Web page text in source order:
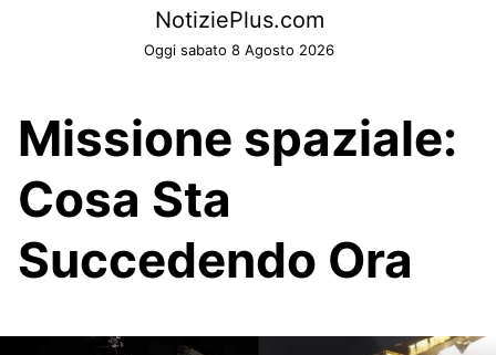
NotiziePlus.com
Oggi sabato 8 Agosto 2026
Missione spaziale:
Cosa Sta
Succedendo Ora